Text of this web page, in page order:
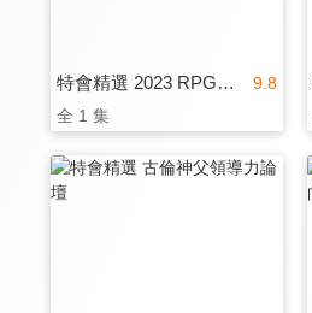
9.8
特會精選 2023 RPG為國復興禱告會
全 1 集